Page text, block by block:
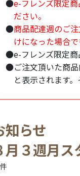
●e-フレンズ限定
ださい。
●商品配達週のご
けになった場合
●e-フレンズ限定
●ご注文頂いた商
と表示されます
知らせ
月３週月ス